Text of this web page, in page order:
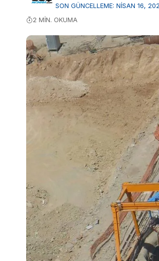
SON GÜNCELLEME: NISAN 16,
2 MIN. OKUMA